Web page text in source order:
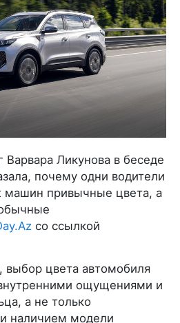
Варвара Ликунова в беседе
почему одни водители
машин привычные цвета, а
со ссылкой
выбор цвета автомобиля
ощущениями и
а не только
наличием модели